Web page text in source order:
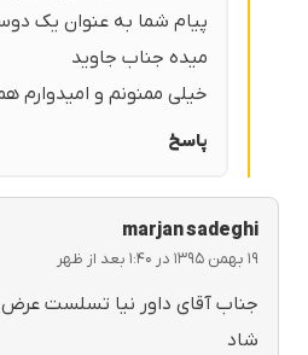
پیام شما به عنوان یک
میده جناب جاوید
خیلی ممنونم و امیدوارم
پاسخ
marjan sadeghi
۱۹ بهمن ۱۳۹۵ در ۱:۴۰ بعد از ظهر
جناب آقای داور نیا تسلست
شاد